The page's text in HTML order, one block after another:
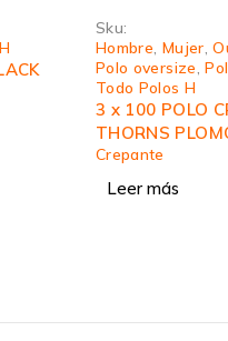
Sku:
Hombre Jogger
Todo Jogger H
3 X 100
GARGOLA
Leer más